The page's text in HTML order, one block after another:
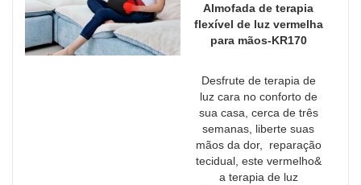
Almofada de terapia
flexível de luz vermelha
para mãos-KR170
Desfrute de terapia de
luz cara no conforto de
sua casa, cerca de três
semanas, liberte suas
mãos da dor, reparação
tecidual, este vermelho&
a terapia de luz